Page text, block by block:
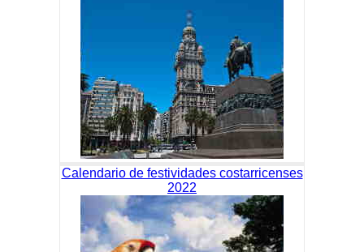
Calendario de festividades costarricenses
2022